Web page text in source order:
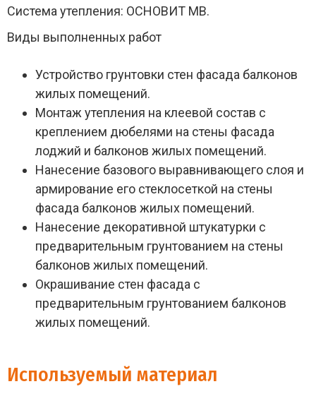
Система утепления: ОСНОВИТ МВ.
Виды выполненных работ
Устройство грунтовки стен фасада балконов
жилых помещений.
Монтаж утепления на клеевой состав с
креплением дюбелями на стены фасада
лоджий и балконов жилых помещений.
Нанесение базового выравнивающего слоя и
армирование его стеклосеткой на стены
фасада балконов жилых помещений.
Нанесение декоративной штукатурки с
предварительным грунтованием на стены
балконов жилых помещений.
Окрашивание стен фасада с
предварительным грунтованием балконов
жилых помещений.
Используемый материал